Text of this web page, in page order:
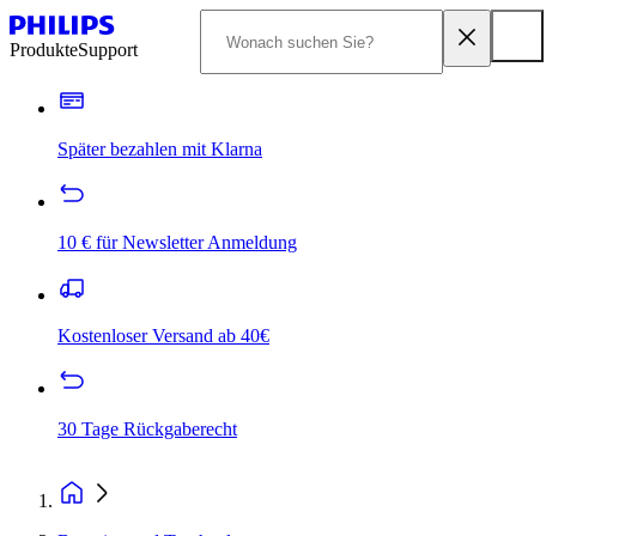
ProdukteSupport
Später bezahlen mit Klarna
10 € für Newsletter Anmeldung
Kostenloser Versand ab 40€
30 Tage Rückgaberecht